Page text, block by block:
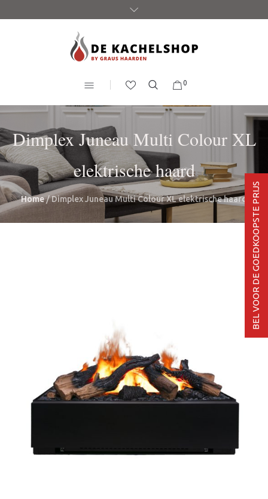
0
Dimplex Juneau Multi Colour XL
elektrische haard
Home/ Dimplex Juneau Multi Colour XL elektrische haard BEL VOOR DE GOEDKOOPSTE PRIJS